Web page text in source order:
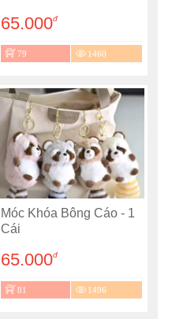
65.000đ
79 1460
Móc Khóa Bông Cáo - 1
Cái
65.000đ
81 1496